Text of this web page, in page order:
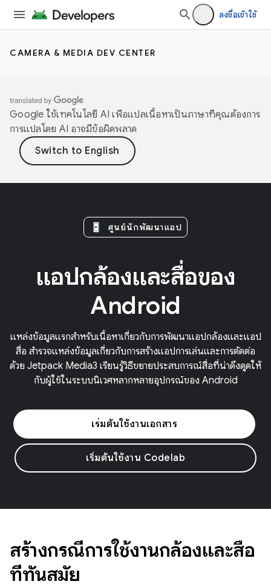
ลงชื่อเข้าใช้
CAMERA & MEDIA DEV CENTER
Google ใช้เทคโนโลยี AI เพื่อแปลเนื้อหาเป็นภาษาที่คุณต้องการ
การแปลโดย AI อาจมีข้อผิดพลาด
ศูนย์นักพัฒนาแอป
แอปกล้องและสื่อของ
Android
แหล่งข้อมูลแรกสำหรับเนื้อหาเกี่ยวกับการพัฒนาแอปกล้องและแอป
สื่อ สำรวจแหล่งข้อมูลเกี่ยวกับการสร้างแอปการเล่นและการตัดต่อ
ด้วย Jetpack Media3 เรียนรู้วิธีขยายประสบการณ์สื่อที่น่าดึงดูดให้
กับผู้ใช้ในระบบนิเวศหลากหลายอุปกรณ์ของ Android
เริ่มต้นใช้งานเอกสาร
เริ่มต้นใช้งาน Codelab
สร้างกรณีการใช้งานกล้องและสื่อ
ที่ทันสมัย